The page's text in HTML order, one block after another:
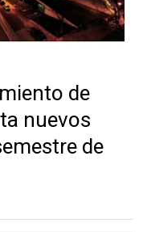
de
nuevos
de